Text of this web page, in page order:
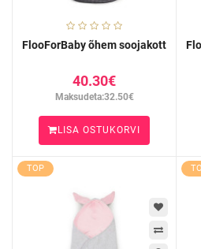
FlooForBaby õhem soojakott
40.30€
Maksudeta:32.50€
LISA OSTUKORVI
TOP